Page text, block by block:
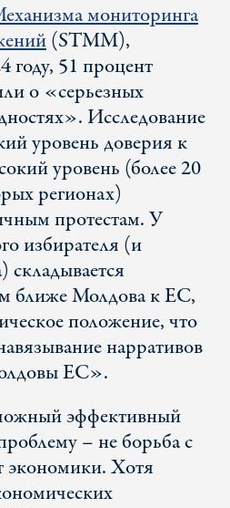
мониторинга
(STMM),
году, 51 процент
о «серьезных
Исследование
уровень доверия к
уровень (более 20
регионах)
протестам. У
избирателя (и
складывается
ближе Молдова к ЕС,
положение, что
нарративов
ЕС».
эффективный
– не борьба с
экономики. Хотя